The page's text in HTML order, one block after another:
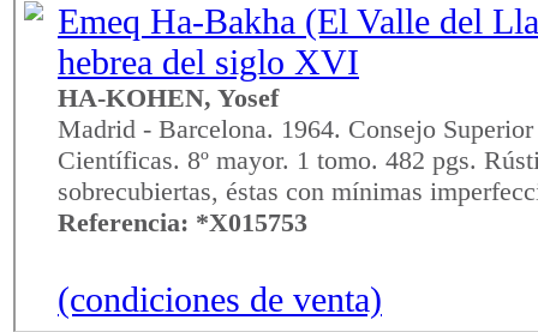
Emeq Ha-Bakha (El Valle del
hebrea del siglo XVI
HA-KOHEN, Yosef
Madrid - Barcelona. 1964. Consejo
Científicas. 8º mayor. 1 tomo. 482 pgs.
sobrecubiertas, éstas con mínimas
Referencia: *X015753
(condiciones de venta)